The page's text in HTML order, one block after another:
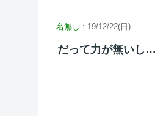
名無し : 19/12/22(日)
だって力が無いし…